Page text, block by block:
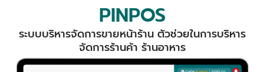
PINPOS
ระบบบริหารจัดการขายหน้าร้าน ตัวช่วยในการบริหาร
จัดการร้านค้า ร้านอาหาร